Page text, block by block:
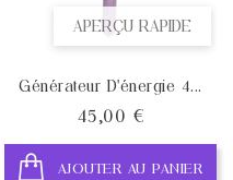
APERÇU RAPIDE
Générateur D'énergie 4...
45,00 €
AJOUTER AU PANIER